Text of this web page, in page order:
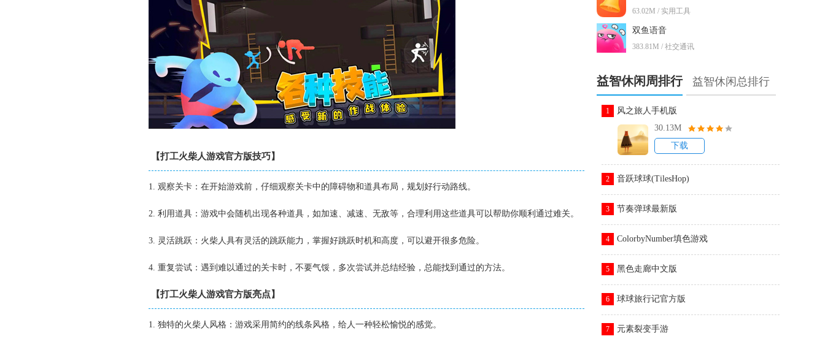
【打工火柴人游戏官方版技巧】
1. 观察关卡：在开始游戏前，仔细观察关卡中的障碍物和道具布局，规划好行动路线。
2. 利用道具：游戏中会随机出现各种道具，如加速、减速、无敌等，合理利用这些道具可以帮助你顺利通过难关。
3. 灵活跳跃：火柴人具有灵活的跳跃能力，掌握好跳跃时机和高度，可以避开很多危险。
4. 重复尝试：遇到难以通过的关卡时，不要气馁，多次尝试并总结经验，总能找到通过的方法。
【打工火柴人游戏官方版亮点】
1. 独特的火柴人风格：游戏采用简约的线条风格，给人一种轻松愉悦的感觉。
63.02M / 实用工具
双鱼语音
383.81M / 社交通讯
益智休闲周排行 益智休闲总排行
1
风之旅人手机版
30.13M
下载
2 音跃球球(TilesHop)
3 节奏弹球最新版
4 ColorbyNumber填色游戏
5 黑色走廊中文版
6 球球旅行记官方版
7 元素裂变手游